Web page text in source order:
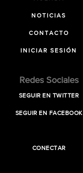
NOTICIAS
CONTACTO
INICIAR SESIÓN
Redes Sociales
SEGUIR EN TWITTER
SEGUIR EN FACEBOOK
CONECTAR